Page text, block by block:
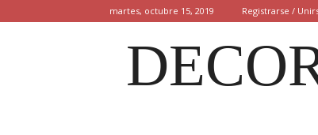
martes, octubre 15, 2019 Registrarse /